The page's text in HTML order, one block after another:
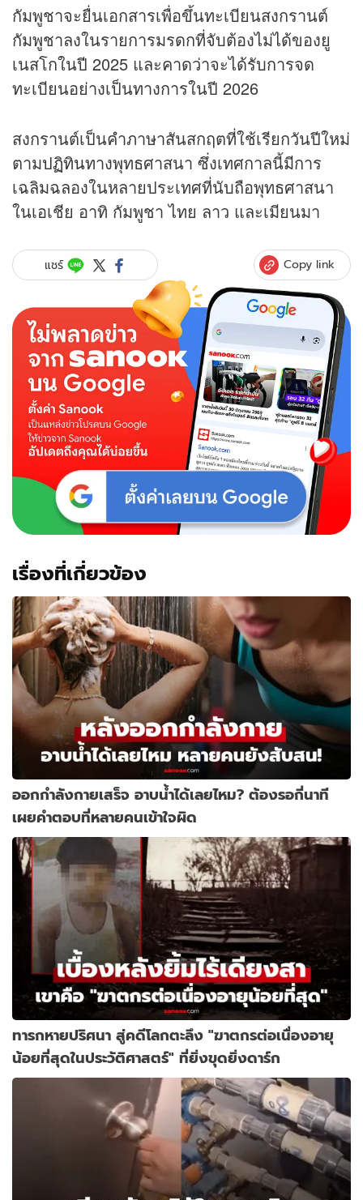
กัมพูชาจะยื่นเอกสารเพื่อขึ้นทะเบียนสงกรานต์
กัมพูชาลงในรายการมรดกที่จับต้องไม่ได้ของยู
เนสโกในปี 2025 และคาดว่าจะได้รับการจด
ทะเบียนอย่างเป็นทางการในปี 2026
สงกรานต์เป็นคำภาษาสันสกฤตที่ใช้เรียกวันปีใหม่
ตามปฏิทินทางพุทธศาสนา ซึ่งเทศกาลนี้มีการ
เฉลิมฉลองในหลายประเทศที่นับถือพุทธศาสนา
ในเอเชีย อาทิ กัมพูชา ไทย ลาว และเมียนมา
แชร์ Copy link
เรื่องที่เกี่ยวข้อง
ออกกำลังกายเสร็จ อาบน้ำได้เลยไหม? ต้องรอกี่นาที
เผยคำตอบที่หลายคนเข้าใจผิด
ทารกหายปริศนา สู่คดีโลกตะลึง "ฆาตกรต่อเนื่องอายุ
น้อยที่สุดในประวัติศาสตร์" ที่ยิ่งขุดยิ่งดาร์ก